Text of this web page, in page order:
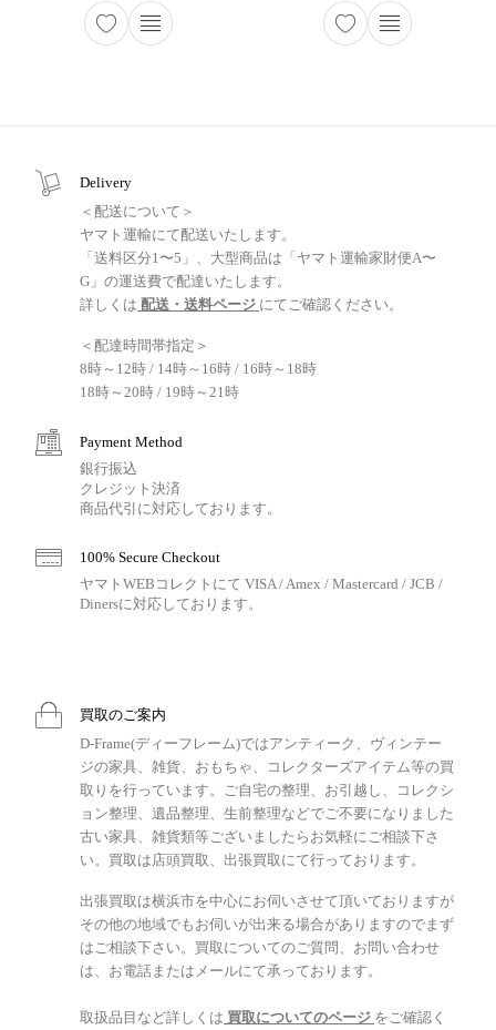
Delivery
＜配送について＞
ヤマト運輸にて配送いたします。
「送料区分1〜5」、大型商品は「ヤマト運輸家財便A〜
G」の運送費で配達いたします。
詳しくは 配送・送料ページ にてご確認ください。
＜配達時間帯指定＞
8時～12時 / 14時～16時 / 16時～18時
18時～20時 / 19時～21時
Payment Method
銀行振込
クレジット決済
商品代引に対応しております。
100% Secure Checkout
ヤマトWEBコレクトにて VISA / Amex / Mastercard / JCB /
Dinersに対応しております。
買取のご案内
D-Frame(ディーフレーム)ではアンティーク、ヴィンテー
ジの家具、雑貨、おもちゃ、コレクターズアイテム等の買
取りを行っています。ご自宅の整理、お引越し、コレクシ
ョン整理、遺品整理、生前整理などでご不要になりました
古い家具、雑貨類等ございましたらお気軽にご相談下さ
い。買取は店頭買取、出張買取にて行っております。
出張買取は横浜市を中心にお伺いさせて頂いておりますが
その他の地域でもお伺いが出来る場合がありますのでまず
はご相談下さい。買取についてのご質問、お問い合わせ
は、お電話またはメールにて承っております。
取扱品目など詳しくは 買取についてのページ をご確認く